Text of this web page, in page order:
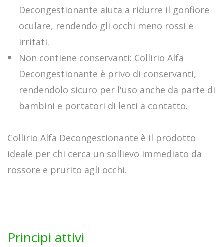
Decongestionante aiuta a ridurre il gonfiore
oculare, rendendo gli occhi meno rossi e
irritati.
Non contiene conservanti: Collirio Alfa
Decongestionante è privo di conservanti,
rendendolo sicuro per l'uso anche da parte di
bambini e portatori di lenti a contatto.
Collirio Alfa Decongestionante è il prodotto
ideale per chi cerca un sollievo immediato da
rossore e prurito agli occhi.
Principi attivi